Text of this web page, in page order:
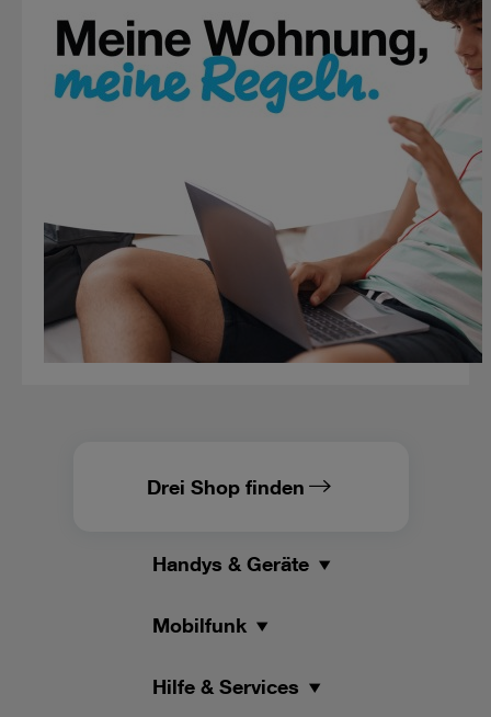
Drei Shop finden
Handys & Geräte
Mobilfunk
Hilfe & Services
Cookies von Unternehmen in Drittstaaten, die ein ähnliches
Datenschutzniveau wie in der Europäischen Union aufweisen
(z.B. Data Privacy Framework), werden wie europäische
Unternehmen behandelt.
Wenn Sie „Nur notwendige Cookies“ wählen, dann sind für
Sie nur jene Cookies im Einsatz, die zur Funktion dieser
Website unerlässlich sind.